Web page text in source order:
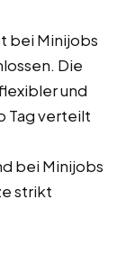
bei Minijobs
Die
und
Tag verteilt
bei Minijobs
strikt